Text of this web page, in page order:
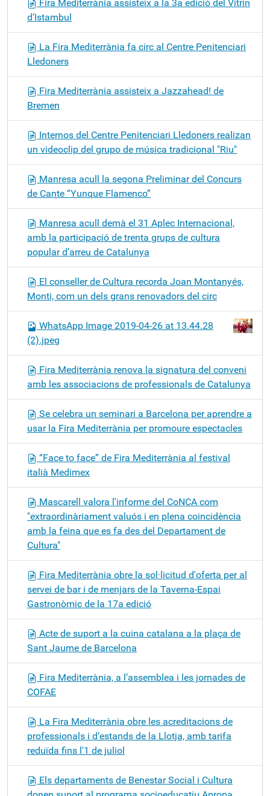
Fira Mediterrània assisteix a la 3a edició del Vitrin
d’Istambul
La Fira Mediterrània fa circ al Centre Penitenciari
Lledoners
Fira Mediterrània assisteix a Jazzahead! de
Bremen
Internos del Centre Penitenciari Lledoners realizan
un videoclip del grupo de música tradicional "Riu"
Manresa acull la segona Preliminar del Concurs
de Cante “Yunque Flamenco”
Manresa acull demà el 31 Aplec Internacional,
amb la participació de trenta grups de cultura
popular d’arreu de Catalunya
El conseller de Cultura recorda Joan Montanyés,
Monti, com un dels grans renovadors del circ
WhatsApp Image 2019-04-26 at 13.44.28
(2).jpeg
Fira Mediterrània renova la signatura del conveni
amb les associacions de professionals de Catalunya
Se celebra un seminari a Barcelona per aprendre a
usar la Fira Mediterrània per promoure espectacles
“Face to face” de Fira Mediterrània al festival
italià Medimex
Mascarell valora l'informe del CoNCA com
"extraordinàriament valuós i en plena coincidència
amb la feina que es fa des del Departament de
Cultura"
Fira Mediterrània obre la sol·licitud d'oferta per al
servei de bar i de menjars de la Taverna-Espai
Gastronòmic de la 17a edició
Acte de suport a la cuina catalana a la plaça de
Sant Jaume de Barcelona
Fira Mediterrània, a l’assemblea i les jornades de
COFAE
La Fira Mediterrània obre les acreditacions de
professionals i d’estands de la Llotja, amb tarifa
reduïda fins l'1 de juliol
Els departaments de Benestar Social i Cultura